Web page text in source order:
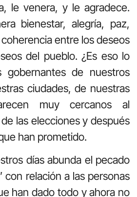
le venera, y le agradece.
bienestar, alegría, paz,
entre los deseos
del pueblo. ¿Es eso lo
gobernantes de nuestros
ciudades, de nuestras
muy cercanos al
las elecciones y después
han prometido.
días abunda el pecado
con relación a las personas
han dado todo y ahora no